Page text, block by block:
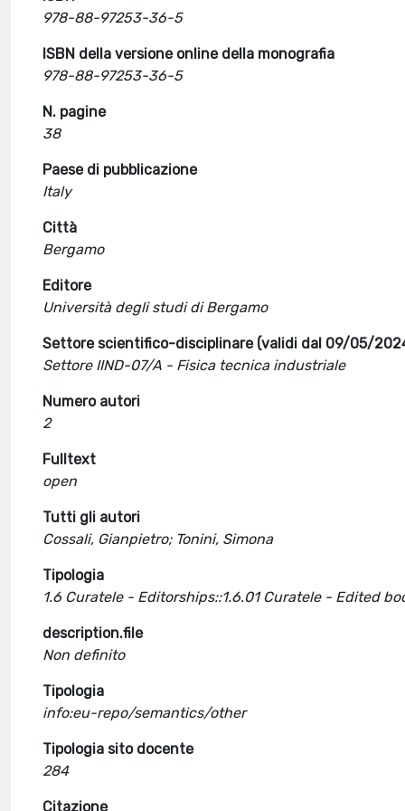
978-88-97253-36-5
ISBN della versione online della monografia
978-88-97253-36-5
N. pagine
38
Paese di pubblicazione
Italy
Città
Bergamo
Editore
Università degli studi di Bergamo
Settore scientifico-disciplinare (validi dal 09/05/
Settore IIND-07/A - Fisica tecnica industriale
Numero autori
2
Fulltext
open
Tutti gli autori
Cossali, Gianpietro; Tonini, Simona
Tipologia
1.6 Curatele - Editorships::1.6.01 Curatele - Edited
description.file
Non definito
Tipologia
info:eu-repo/semantics/other
Tipologia sito docente
284
Citazione